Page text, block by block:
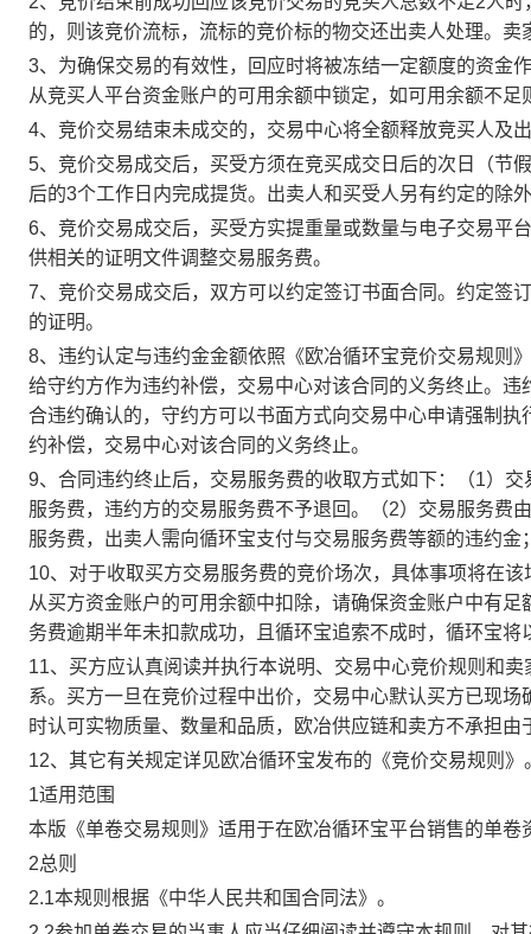
的，则该竞价流标，流标的竞价标的物交还出卖人处理。
3、为确保交易的有效性，回应时将被冻结一定额度的资金
从竞买人平台资金账户的可用余额中锁定，如可用余额不足
4、竞价交易结束未成交的，交易中心将全额释放竞买人及
5、竞价交易成交后，买受方须在竞买成交日后的次日（节
后的3个工作日内完成提货。出卖人和买受人另有约定的除
6、竞价交易成交后，买受方实提重量或数量与电子交易平
供相关的证明文件调整交易服务费。
7、竞价交易成交后，双方可以约定签订书面合同。约定签
的证明。
8、违约认定与违约金金额依照《欧冶循环宝竞价交易规则
给守约方作为违约补偿，交易中心对该合同的义务终止。
合违约确认的，守约方可以书面方式向交易中心申请强制
约补偿，交易中心对该合同的义务终止。
9、合同违约终止后，交易服务费的收取方式如下：（1）
服务费，违约方的交易服务费不予退回。（2）交易服务费
服务费，出卖人需向循环宝支付与交易服务费等额的违约
10、对于收取买方交易服务费的竞价场次，具体事项将在
从买方资金账户的可用余额中扣除，请确保资金账户中有
务费逾期半年未扣款成功，且循环宝追索不成时，循环宝将
11、买方应认真阅读并执行本说明、交易中心竞价规则和
系。买方一旦在竞价过程中出价，交易中心默认买方已现
时认可实物质量、数量和品质，欧冶供应链和卖方不承担由
12、其它有关规定详见欧冶循环宝发布的《竞价交易规则》
1适用范围
本版《单卷交易规则》适用于在欧冶循环宝平台销售的单卷
2总则
2.1本规则根据《中华人民共和国合同法》。